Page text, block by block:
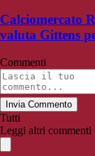
Calciomercato
valuta Gittens
Commenti
Invia Commento
Tutti
Leggi altri commenti